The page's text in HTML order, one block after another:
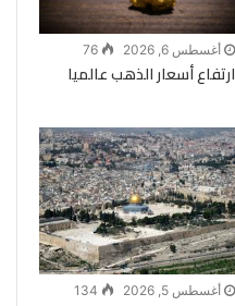
أغسطس 6, 2026 76
ارتفاع أسعار الذهب عالميا
أغسطس 5, 2026 134